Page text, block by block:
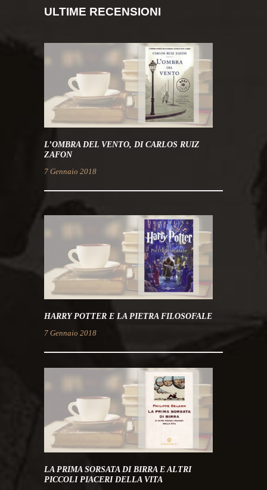
ULTIME RECENSIONI
L’OMBRA DEL VENTO, DI CARLOS RUIZ
ZAFON
7 Gennaio 2018
HARRY POTTER E LA PIETRA FILOSOFALE
7 Gennaio 2018
LA PRIMA SORSATA DI BIRRA E ALTRI
PICCOLI PIACERI DELLA VITA